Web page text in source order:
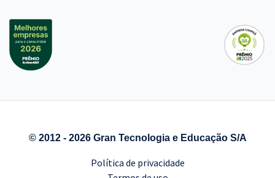
© 2012 - 2026 Gran Tecnologia e Educação S/A
Política de privacidade